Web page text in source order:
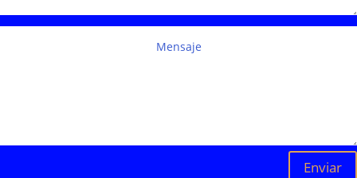
Enviar